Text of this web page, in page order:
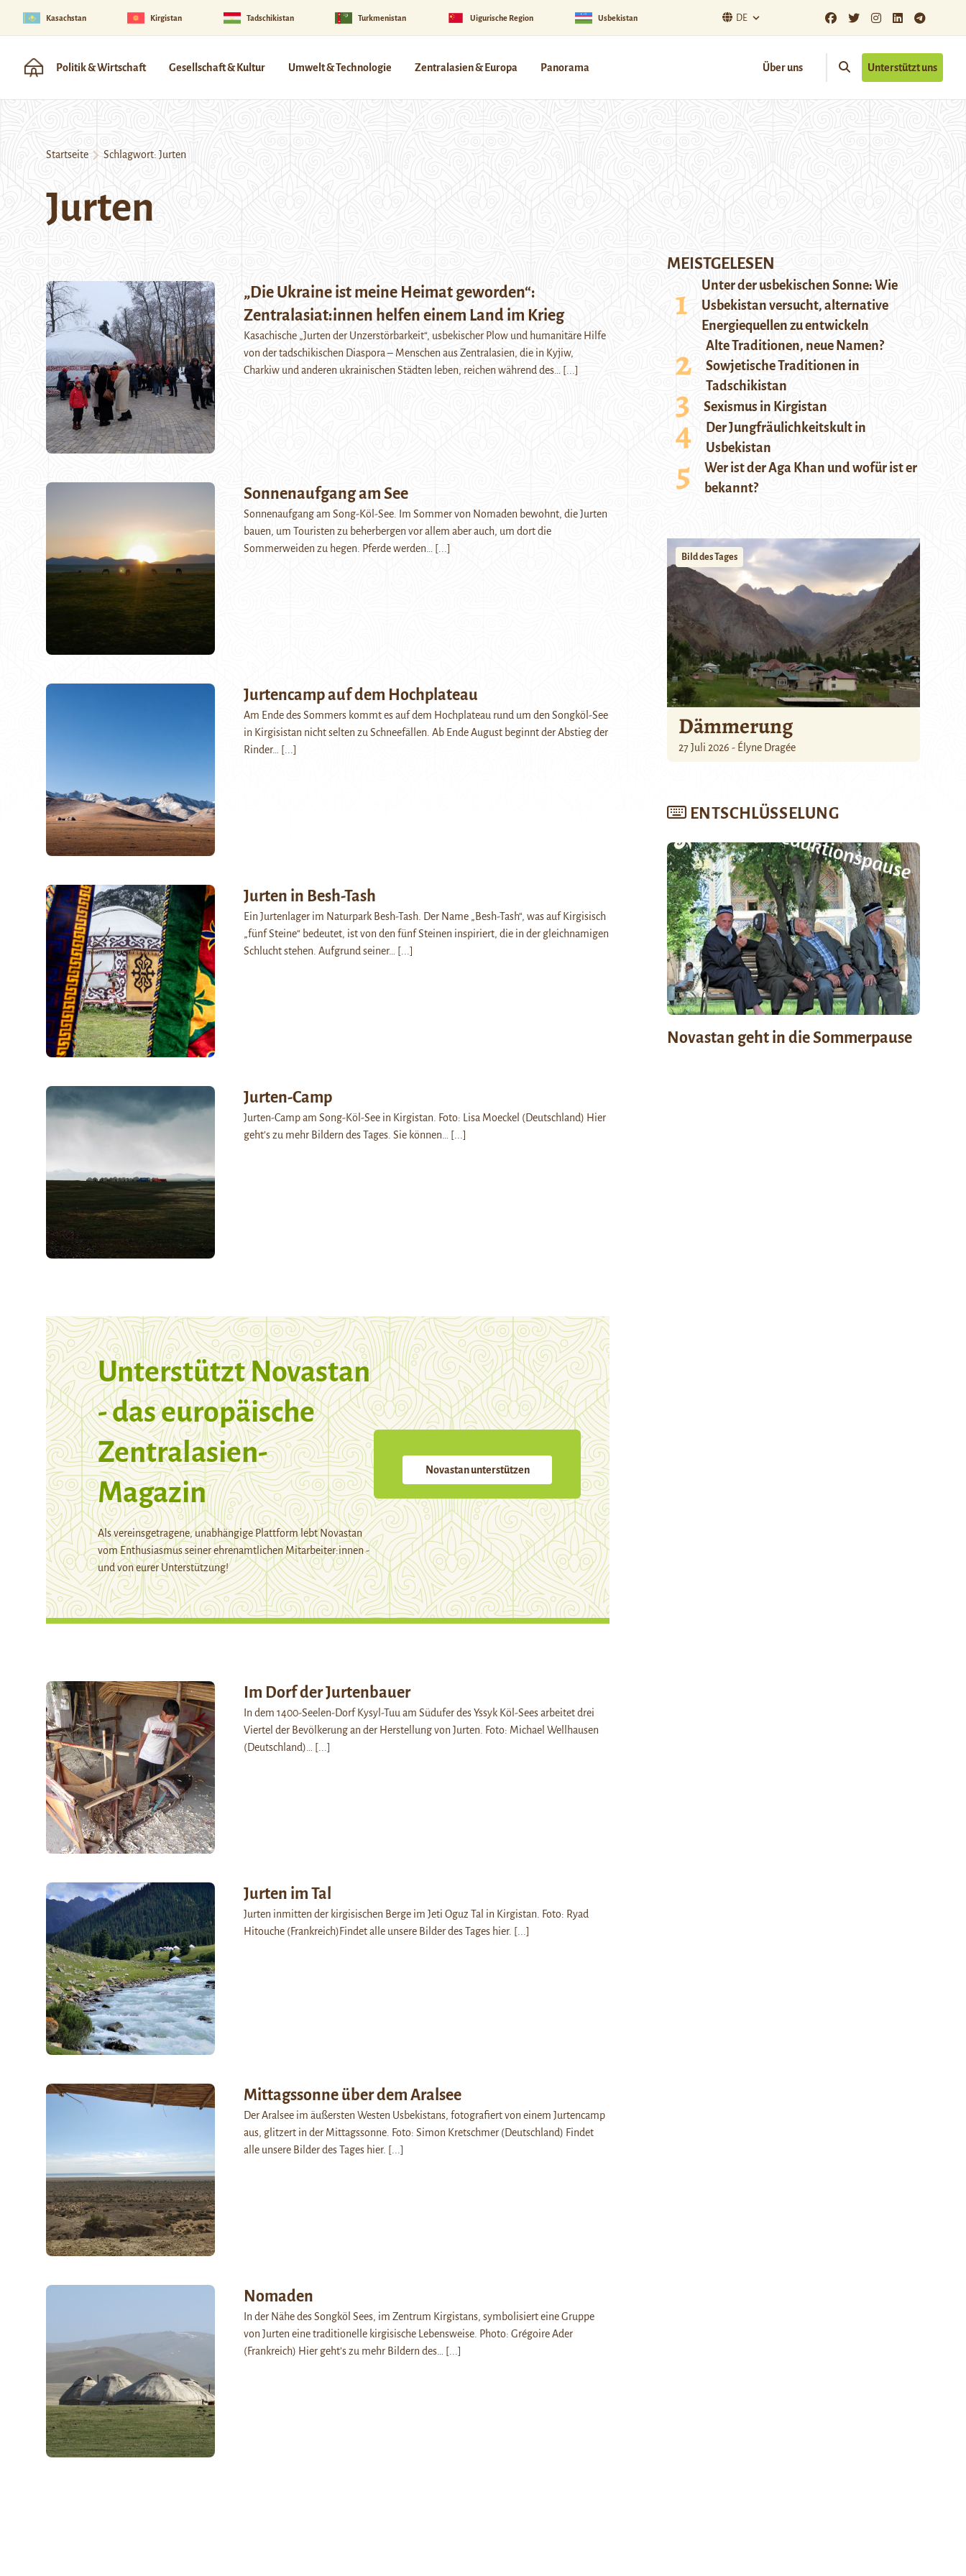
Kasachstan Kirgistan Tadschikistan Turkmenistan Uigurische Region Usbekistan DE
Politik & Wirtschaft Gesellschaft & Kultur Umwelt & Technologie Zentralasien & Europa Panorama Über uns Unterstützt uns
Startseite Schlagwort: Jurten
Jurten
„Die Ukraine ist meine Heimat geworden“:
Zentralasiat:innen helfen einem Land im Krieg
Kasachische „Jurten der Unzerstörbarkeit“, usbekischer Plow und humanitäre Hilfe
von der tadschikischen Diaspora – Menschen aus Zentralasien, die in Kyjiw,
Charkiw und anderen ukrainischen Städten leben, reichen während des…
[...]
Sonnenaufgang am See
Sonnenaufgang am Song-Köl-See. Im Sommer von Nomaden bewohnt, die Jurten
bauen, um Touristen zu beherbergen vor allem aber auch, um dort die
Sommerweiden zu hegen. Pferde werden…
[...]
Jurtencamp auf dem Hochplateau
Am Ende des Sommers kommt es auf dem Hochplateau rund um den Songköl-See
in Kirgisistan nicht selten zu Schneefällen. Ab Ende August beginnt der Abstieg der
Rinder…
[...]
Jurten in Besh-Tash
Ein Jurtenlager im Naturpark Besh-Tash. Der Name „Besh-Tash“, was auf Kirgisisch
„fünf Steine“ bedeutet, ist von den fünf Steinen inspiriert, die in der gleichnamigen
Schlucht stehen. Aufgrund seiner…
[...]
Jurten-Camp
Jurten-Camp am Song-Köl-See in Kirgistan. Foto: Lisa Moeckel (Deutschland) Hier
geht’s zu mehr Bildern des Tages. Sie können…
[...]
Unterstützt Novastan
- das europäische
Zentralasien-
Magazin
Als vereinsgetragene, unabhängige Plattform lebt Novastan
vom Enthusiasmus seiner ehrenamtlichen Mitarbeiter:innen -
und von eurer Unterstützung!
Novastan unterstützen
Im Dorf der Jurtenbauer
In dem 1400-Seelen-Dorf Kysyl-Tuu am Südufer des Yssyk Köl-Sees arbeitet drei
Viertel der Bevölkerung an der Herstellung von Jurten. Foto: Michael Wellhausen
(Deutschland)…
[...]
Jurten im Tal
Jurten inmitten der kirgisischen Berge im Jeti Oguz Tal in Kirgistan. Foto: Ryad
Hitouche (Frankreich)Findet alle unsere Bilder des Tages hier. [...]
Mittagssonne über dem Aralsee
Der Aralsee im äußersten Westen Usbekistans, fotografiert von einem Jurtencamp
aus, glitzert in der Mittagssonne. Foto: Simon Kretschmer (Deutschland) Findet
alle unsere Bilder des Tages hier. [...]
Nomaden
In der Nähe des Songköl Sees, im Zentrum Kirgistans, symbolisiert eine Gruppe
von Jurten eine traditionelle kirgisische Lebensweise. Photo: Grégoire Ader
(Frankreich) Hier geht’s zu mehr Bildern des…
[...]
MEISTGELESEN
Unter der usbekischen Sonne: Wie
Usbekistan versucht, alternative
Energiequellen zu entwickeln
Alte Traditionen, neue Namen?
Sowjetische Traditionen in
Tadschikistan
Sexismus in Kirgistan
Der Jungfräulichkeitskult in
Usbekistan
Wer ist der Aga Khan und wofür ist er
bekannt?
Bild des Tages
Dämmerung
27 Juli 2026 - Élyne Dragée
ENTSCHLÜSSELUNG
Novastan geht in die Sommerpause